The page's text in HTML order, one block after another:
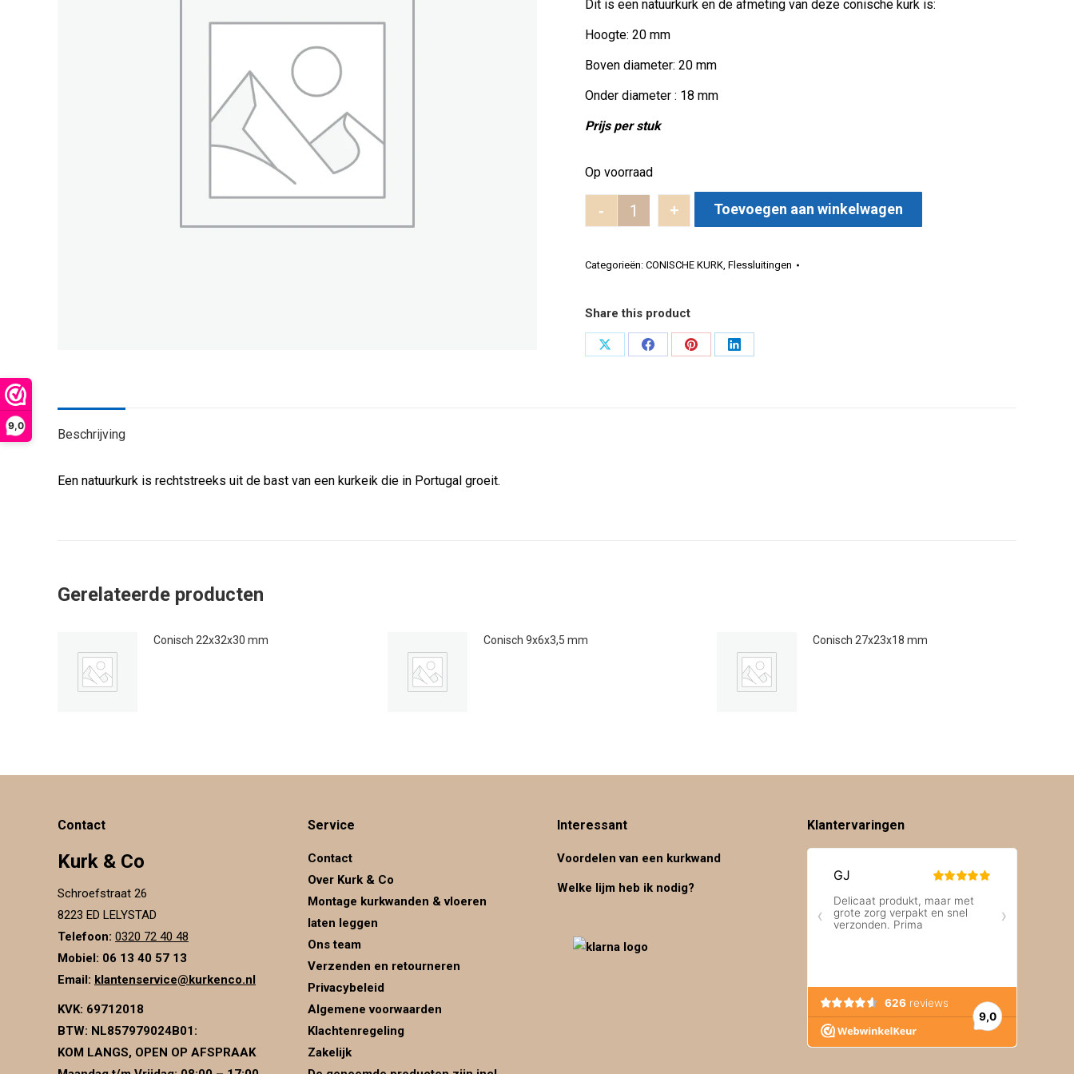
9,0
Dit is een natuurkurk en de afmeting van deze conische kurk is:
Hoogte: 20 mm
Boven diameter: 20 mm
Onder diameter : 18 mm
Prijs per stuk
Op voorraad
Conisch 20x20x18 mm aantal
- + Toevoegen aan winkelwagen
Categorieën: CONISCHE KURK, Flessluitingen
Share this product
Deel
Deel
Deel
Deel
Beschrijving
Een natuurkurk is rechtstreeks uit de bast van een kurkeik die in Portugal groeit.
Gerelateerde producten
Conisch 22x32x30 mm Conisch 9x6x3,5 mm Conisch 27x23x18 mm
Contact
Kurk & Co
Schroefstraat 26
8223 ED LELYSTAD
Telefoon: 0320 72 40 48
Mobiel: 06 13 40 57 13
Email: klantenservice@kurkenco.nl
KVK: 69712018
BTW: NL857979024B01 :
KOM LANGS, OPEN OP AFSPRAAK
Service
Contact
Over Kurk & Co
Montage kurkwanden & vloeren
laten leggen
Ons team
Verzenden en retourneren
Privacybeleid
Algemene voorwaarden
Klachtenregeling
Zakelijk
Interessant
Voordelen van een kurkwand
Welke lijm heb ik nodig?
Klantervaringen